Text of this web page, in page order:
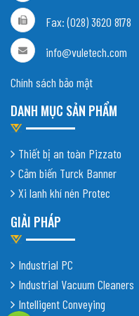
Fax: (028) 3620 8178
info@vuletech.com
Chính sách bảo mật
DANH MỤC SẢN PHẨM
Thiết bị an toàn Pizzato
Cảm biến Turck Banner
Xi lanh khí nén Protec
GIẢI PHÁP
Industrial PC
Industrial Vacuum Cleaners
Intelligent Conveying